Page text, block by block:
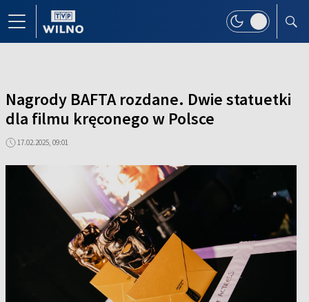
Nagrody BAFTA rozdane. Dwie statuetki
dla filmu kręconego w Polsce
17.02.2025, 09:01